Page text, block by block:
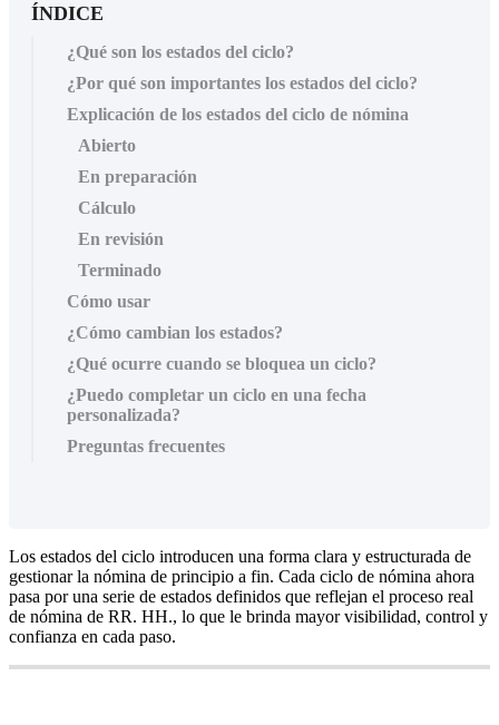
ÍNDICE
¿Qué son los estados del ciclo?
¿Por qué son importantes los estados del ciclo?
Explicación de los estados del ciclo de nómina
Abierto
En preparación
Cálculo
En revisión
Terminado
Cómo usar
¿Cómo cambian los estados?
¿Qué ocurre cuando se bloquea un ciclo?
¿Puedo completar un ciclo en una fecha
personalizada?
Preguntas frecuentes
Los estados del ciclo introducen una forma clara y estructurada de
gestionar la nómina de principio a fin. Cada ciclo de nómina ahora
pasa por una serie de estados definidos que reflejan el proceso real
de nómina de RR. HH., lo que le brinda mayor visibilidad, control y
confianza en cada paso.